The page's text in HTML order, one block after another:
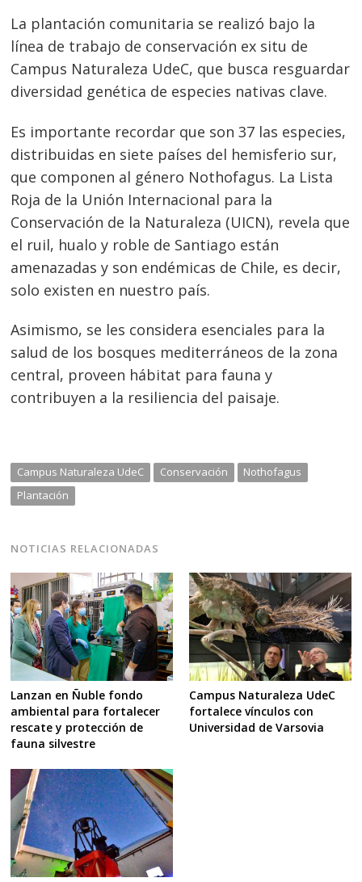
La plantación comunitaria se realizó bajo la
línea de trabajo de conservación ex situ de
Campus Naturaleza UdeC, que busca resguardar
diversidad genética de especies nativas clave.
Es importante recordar que son 37 las especies,
distribuidas en siete países del hemisferio sur,
que componen al género Nothofagus. La Lista
Roja de la Unión Internacional para la
Conservación de la Naturaleza (UICN), revela que
el ruil, hualo y roble de Santiago están
amenazadas y son endémicas de Chile, es decir,
solo existen en nuestro país.
Asimismo, se les considera esenciales para la
salud de los bosques mediterráneos de la zona
central, proveen hábitat para fauna y
contribuyen a la resiliencia del paisaje.
Campus Naturaleza UdeC Conservación
Nothofagus
Plantación
NOTICIAS RELACIONADAS
Lanzan en Ñuble fondo
ambiental para fortalecer
rescate y protección de
fauna silvestre
Campus Naturaleza UdeC
fortalece vínculos con
Universidad de Varsovia